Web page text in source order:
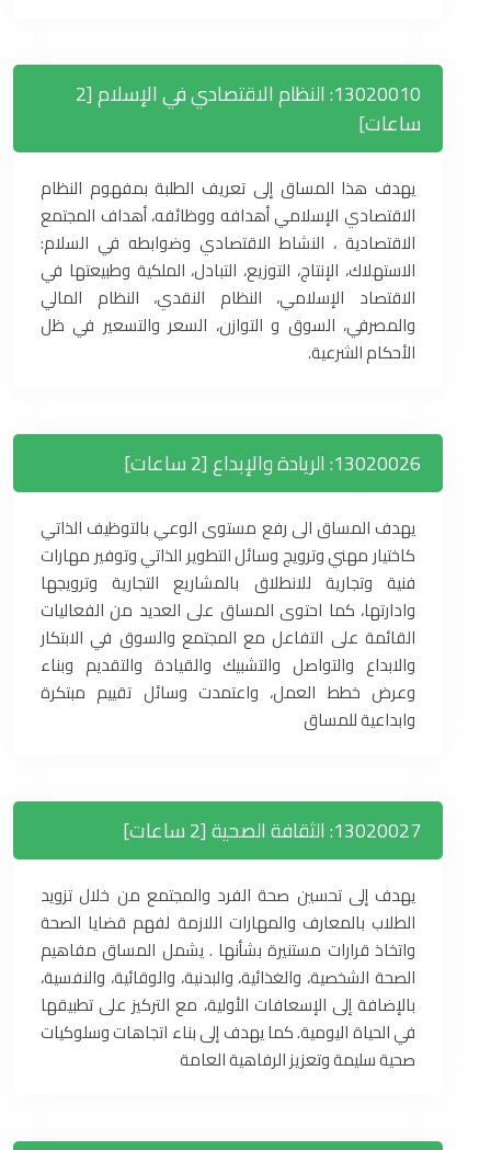
13020010: النظام الاقتصادي في الإسلام [2
ساعات]
يهدف هذا المساق إلى تعريف الطلبة بمفهوم النظام
الاقتصادي الإسلامي أهدافه ووظائفه، أهداف المجتمع
الاقتصادية ، النشاط الاقتصادي وضوابطه في السلام:
الاستهلاك، الإنتاج، التوزيع، التبادل، الملكية وطبيعتها في
الاقتصاد الإسلامي، النظام النقدي، النظام المالي
والمصرفي، السوق و التوازن، السعر والتسعير في ظل
الأحكام الشرعية.
13020026: الريادة والإبداع [2 ساعات]
يهدف المساق الى رفع مستوى الوعي بالتوظيف الذاتي
كاختيار مهني وترويج وسائل التطوير الذاتي وتوفير مهارات
فنية وتجارية للانطلاق بالمشاريع التجارية وترويجها
وادارتها، كما احتوى المساق على العديد من الفعاليات
القائمة على التفاعل مع المجتمع والسوق في الابتكار
والابداع والتواصل والتشبيك والقيادة والتقديم وبناء
وعرض خطط العمل، واعتمدت وسائل تقييم مبتكرة
وابداعية للمساق
13020027: الثقافة الصحية [2 ساعات]
يهدف إلى تحسين صحة الفرد والمجتمع من خلال تزويد
الطلاب بالمعارف والمهارات اللازمة لفهم قضايا الصحة
واتخاذ قرارات مستنيرة بشأنها . يشمل المساق مفاهيم
الصحة الشخصية، والغذائية، والبدنية، والوقائية، والنفسية،
بالإضافة إلى الإسعافات الأولية، مع التركيز على تطبيقها
في الحياة اليومية. كما يهدف إلى بناء اتجاهات وسلوكيات
صحية سليمة وتعزيز الرفاهية العامة